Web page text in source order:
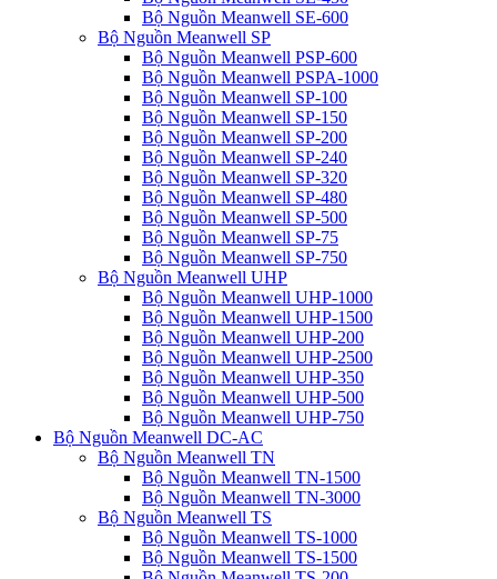
Bộ Nguồn Meanwell SE-600
Bộ Nguồn Meanwell SP
Bộ Nguồn Meanwell PSP-600
Bộ Nguồn Meanwell PSPA-1000
Bộ Nguồn Meanwell SP-100
Bộ Nguồn Meanwell SP-150
Bộ Nguồn Meanwell SP-200
Bộ Nguồn Meanwell SP-240
Bộ Nguồn Meanwell SP-320
Bộ Nguồn Meanwell SP-480
Bộ Nguồn Meanwell SP-500
Bộ Nguồn Meanwell SP-75
Bộ Nguồn Meanwell SP-750
Bộ Nguồn Meanwell UHP
Bộ Nguồn Meanwell UHP-1000
Bộ Nguồn Meanwell UHP-1500
Bộ Nguồn Meanwell UHP-200
Bộ Nguồn Meanwell UHP-2500
Bộ Nguồn Meanwell UHP-350
Bộ Nguồn Meanwell UHP-500
Bộ Nguồn Meanwell UHP-750
Bộ Nguồn Meanwell DC-AC
Bộ Nguồn Meanwell TN
Bộ Nguồn Meanwell TN-1500
Bộ Nguồn Meanwell TN-3000
Bộ Nguồn Meanwell TS
Bộ Nguồn Meanwell TS-1000
Bộ Nguồn Meanwell TS-1500